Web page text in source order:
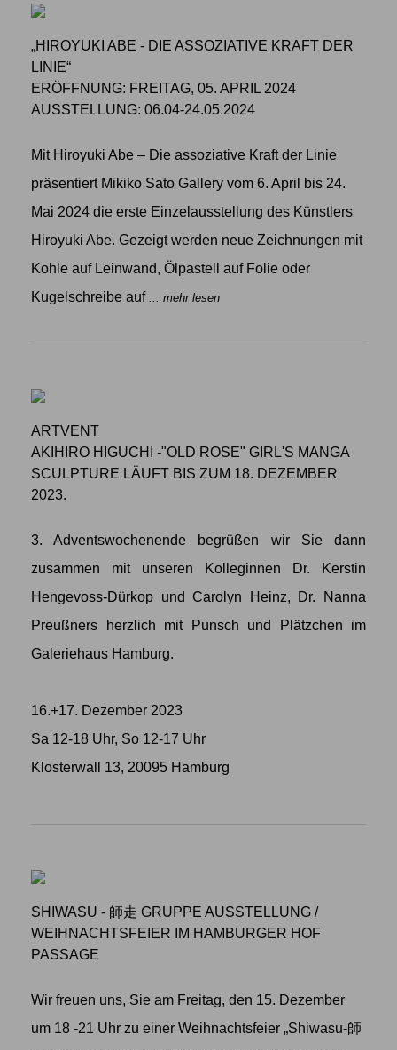
„HIROYUKI ABE - DIE ASSOZIATIVE KRAFT DER
LINIE“
ERÖFFNUNG: FREITAG, 05. APRIL 2024
AUSSTELLUNG: 06.04-24.05.2024
Mit Hiroyuki Abe – Die assoziative Kraft der Linie
präsentiert Mikiko Sato Gallery vom 6. April bis 24.
Mai 2024 die erste Einzelausstellung des Künstlers
Hiroyuki Abe. Gezeigt werden neue Zeichnungen mit
Kohle auf Leinwand, Ölpastell auf Folie oder
Kugelschreibe auf
... mehr lesen
ARTVENT
AKIHIRO HIGUCHI -"OLD ROSE" GIRL'S MANGA
SCULPTURE LÄUFT BIS ZUM 18. DEZEMBER
2023.
3. Adventswochenende begrüßen wir Sie dann
zusammen mit unseren Kolleginnen Dr. Kerstin
Hengevoss-Dürkop und Carolyn Heinz, Dr. Nanna
Preußners herzlich mit Punsch und Plätzchen im
Galeriehaus Hamburg.
16.+17. Dezember 2023
Sa 12-18 Uhr, So 12-17 Uhr
Klosterwall 13, 20095 Hamburg
SHIWASU - 師走 GRUPPE AUSSTELLUNG /
WEIHNACHTSFEIER IM HAMBURGER HOF
PASSAGE
Wir freuen uns, Sie am Freitag, den 15. Dezember
um 18 -21 Uhr zu einer Weihnachtsfeier „Shiwasu-師